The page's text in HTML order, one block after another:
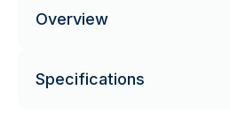
Overview
Specifications